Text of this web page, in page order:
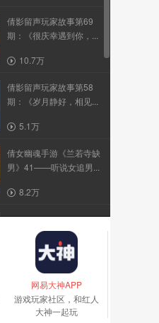
倩影留声玩家故事第69
期：《很庆幸遇到你，...
10.7万
倩影留声玩家故事第58
期：《岁月静好，相见...
5.1万
倩女幽魂手游《兰若寺缺
男》41——听说女追男...
8.2万
1
4.7万
倩影留声玩家故事第66
期；《落花时节恰逢君...
网易大神APP
游戏玩家社区，和红人
大神一起玩